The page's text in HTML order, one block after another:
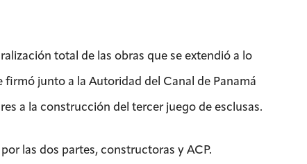
total de las obras que se extendió a lo
junto a la Autoridad del Canal de Panamá
a la construcción del tercer juego de esclusas.
las dos partes, constructoras y ACP.